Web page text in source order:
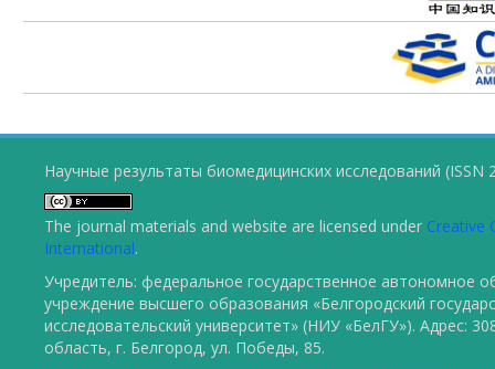
Научные результаты биомедицинских исследований (ISSN
The journal materials and website are licensed under Creative
International.
Учредитель: федеральное государственное автономное
учреждение высшего образования «Белгородский
исследовательский университет» (НИУ «БелГУ»). Адрес:
область, г. Белгород, ул. Победы, 85.